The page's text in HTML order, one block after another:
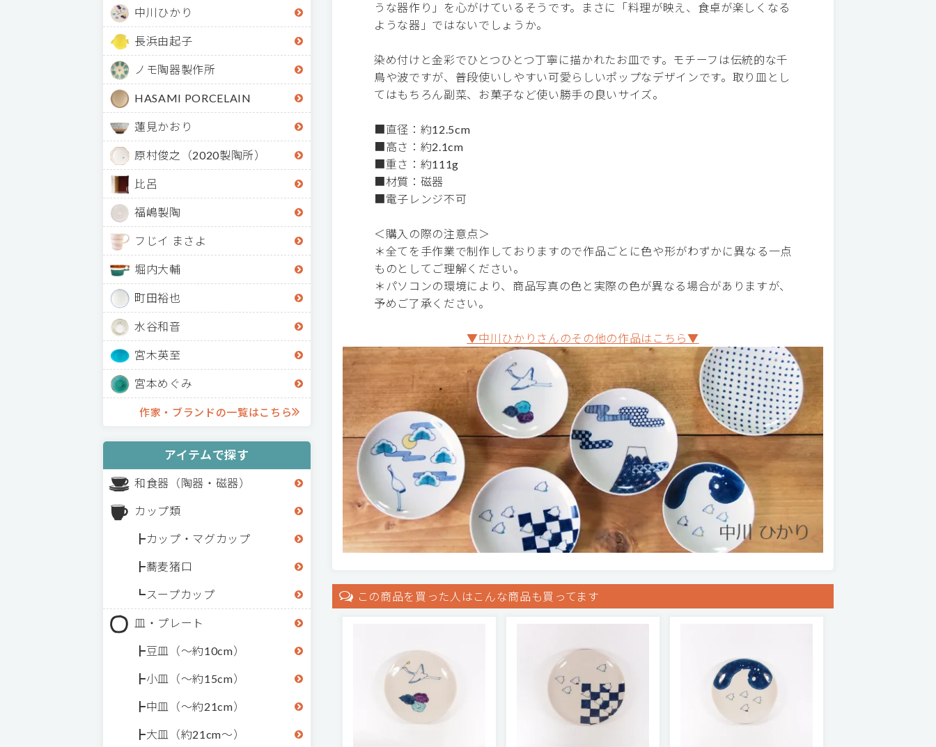
中川ひかり
長浜由起子
ノモ陶器製作所
HASAMI PORCELAIN
蓮見かおり
原村俊之（2020製陶所）
比呂
福嶋製陶
フじイ まさよ
堀内大輔
町田裕也
水谷和音
宮木英至
宮本めぐみ
作家・ブランドの一覧はこちら
アイテムで探す
和食器（陶器・磁器）
カップ類
カップ・マグカップ
蕎麦猪口
スープカップ
皿・プレート
豆皿（～約10cm）
小皿（～約15cm）
中皿（～約21cm）
大皿（約21cm～）
うな器作り」を心がけているそうです。まさに「料理が映え、食卓が楽しくなる
ような器」ではないでしょうか。
染め付けと金彩でひとつひとつ丁寧に描かれたお皿です。モチーフは伝統的な千
鳥や波ですが、普段使いしやすい可愛らしいポップなデザインです。取り皿とし
てはもちろん副菜、お菓子など使い勝手の良いサイズ。
■直径：約12.5cm
■高さ：約2.1cm
■重さ：約111g
■材質：磁器
■電子レンジ不可
＜購入の際の注意点＞
＊全てを手作業で制作しておりますので作品ごとに色や形がわずかに異なる一点
ものとしてご理解ください。
＊パソコンの環境により、商品写真の色と実際の色が異なる場合がありますが、
予めご了承ください。
▼中川ひかりさんのその他の作品はこちら▼
この商品を買った人はこんな商品も買ってます